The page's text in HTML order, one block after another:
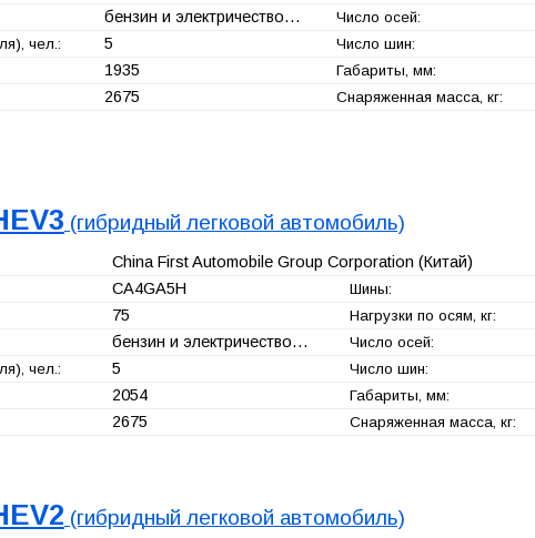
бензин и электричество… Число осей:
чел.: 5 Число шин:
1935 Габариты, мм:
2675 Снаряженная масса, кг:
(гибридный легковой автомобиль)
China First Automobile Group Corporation (Китай)
CA4GA5H Шины:
75 Нагрузки по осям, кг:
бензин и электричество… Число осей:
чел.: 5 Число шин:
2054 Габариты, мм:
2675 Снаряженная масса, кг:
(гибридный легковой автомобиль)